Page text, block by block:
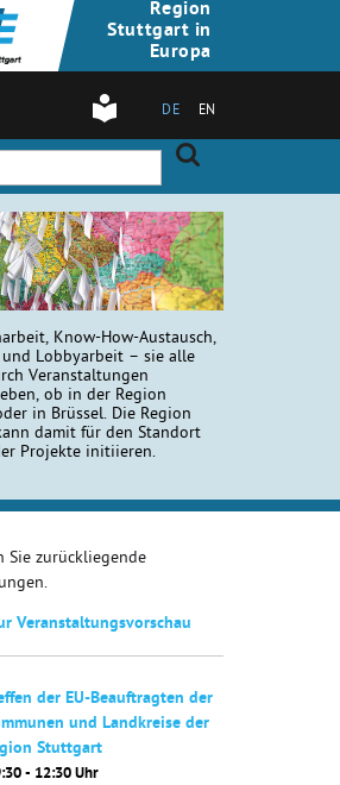
Region
Stuttgart in
Europa
DE EN
Know-How-Austausch,
Lobbyarbeit – sie alle
Veranstaltungen
ob in der Region
in Brüssel. Die Region
damit für den Standort
Projekte initiieren.
Sie zurückliegende
Veranstaltungsvorschau
der EU-Beauftragten der
und Landkreise der
Stuttgart
- 12:30 Uhr